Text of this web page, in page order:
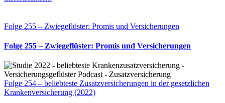
Folge 255 – Zwiegeflüster: Promis und Versicherungen
Folge 255 – Zwiegeflüster: Promis und Versicherungen
Folge 254 – beliebteste Zusatzversicherungen in der gesetzlichen
Krankenversicherung (2022)